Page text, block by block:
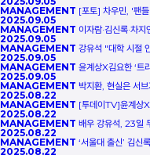
MANAGEMENT [포토] 차우민, '팬
2025.09.05
MANAGEMENT 이자람·김신록·차
2025.09.05
MANAGEMENT 강유석 "대학 시절
2025.09.05
MANAGEMENT 윤계상X김요한 ‘
2025.09.05
MANAGEMENT 박지환, 현실은 서
2025.08.22
MANAGEMENT [투데이TV]윤계상
2025.08.22
MANAGEMENT 배우 강유석, 23일
2025.08.22
MANAGEMENT ‘서울대 출신’ 김신
2025.08.22